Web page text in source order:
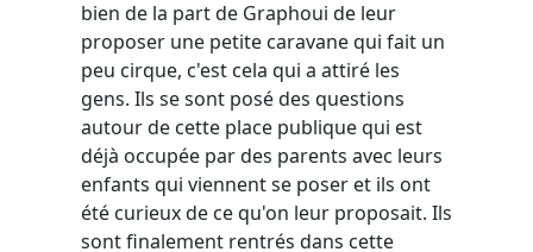
bien de la part de Graphoui de leur
proposer une petite caravane qui fait un
peu cirque, c'est cela qui a attiré les
gens. Ils se sont posé des questions
autour de cette place publique qui est
déjà occupée par des parents avec leurs
enfants qui viennent se poser et ils ont
été curieux de ce qu'on leur proposait. Ils
sont finalement rentrés dans cette